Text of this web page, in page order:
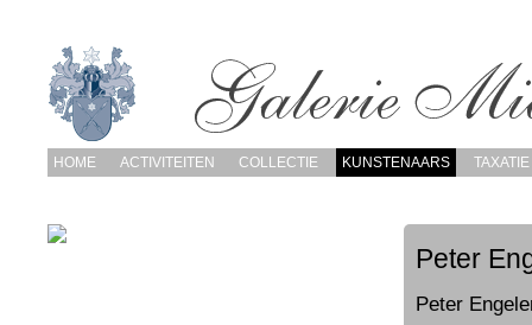
HOME ACTIVITEITEN COLLECTIE KUNSTENAARS TAXATIE
Peter
Peter